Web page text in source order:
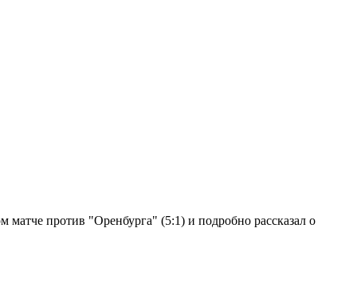
матче против "Оренбурга" (5:1) и подробно рассказал о